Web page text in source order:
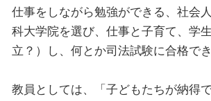
仕事をしながら勉強ができる、社会
科大学院を選び、仕事と子育て、学
立？）し、何とか司法試験に合格でき
教員としては、「子どもたちが納得